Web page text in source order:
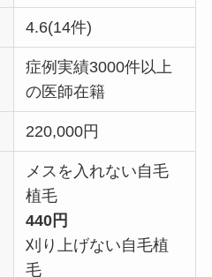
4.6(14件)
症例実績3000件以上
の医師在籍
220,000円
メスを入れない自毛
植毛
440円
刈り上げない自毛植
毛